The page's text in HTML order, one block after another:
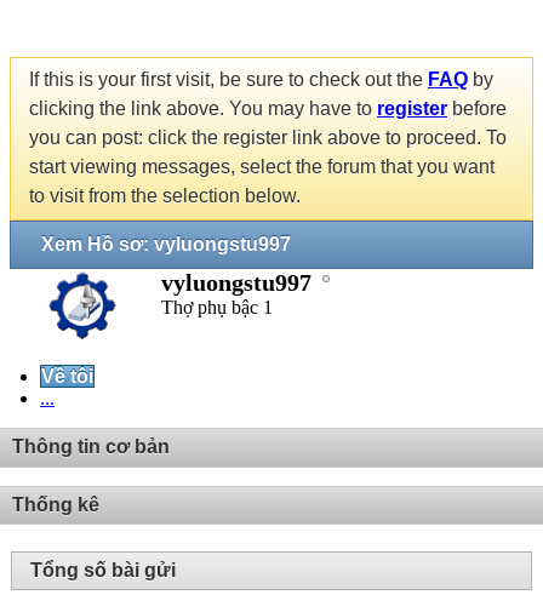
If this is your first visit, be sure to check out the FAQ by
clicking the link above. You may have to register before
you can post: click the register link above to proceed. To
start viewing messages, select the forum that you want
to visit from the selection below.
Xem Hồ sơ: vyluongstu997
vyluongstu997
Thợ phụ bậc 1
Về tôi
...
Thông tin cơ bản
Thống kê
Tổng số bài gửi